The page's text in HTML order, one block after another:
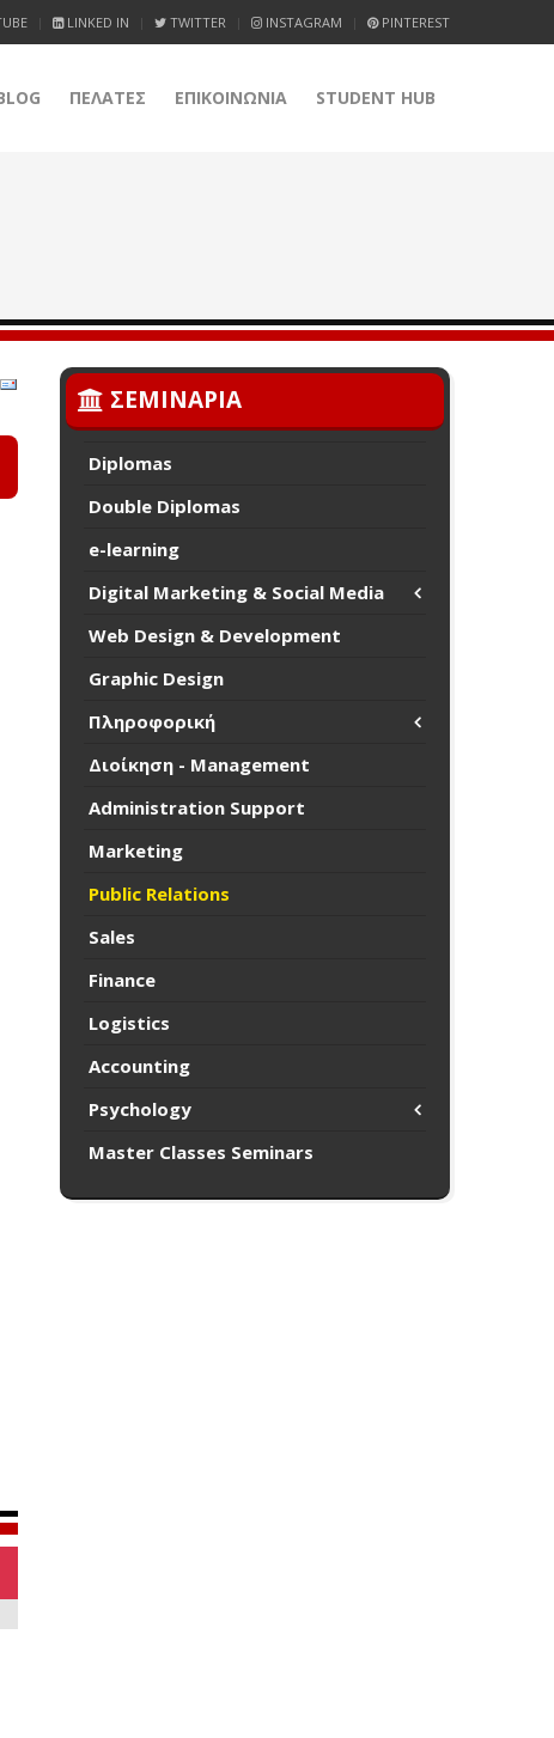
LINKED IN TWITTER INSTAGRAM PINTEREST
ΠΕΛΑΤΕΣ ΕΠΙΚΟΙΝΩΝΙΑ STUDENT HUB
ΣΕΜΙΝΑΡΙΑ
Diplomas
Double Diplomas
e-learning
Digital Marketing & Social Media
Web Design & Development
Graphic Design
Πληροφορική
Διοίκηση - Management
Administration Support
Marketing
Public Relations
Sales
Finance
Logistics
Accounting
Psychology
Master Classes Seminars